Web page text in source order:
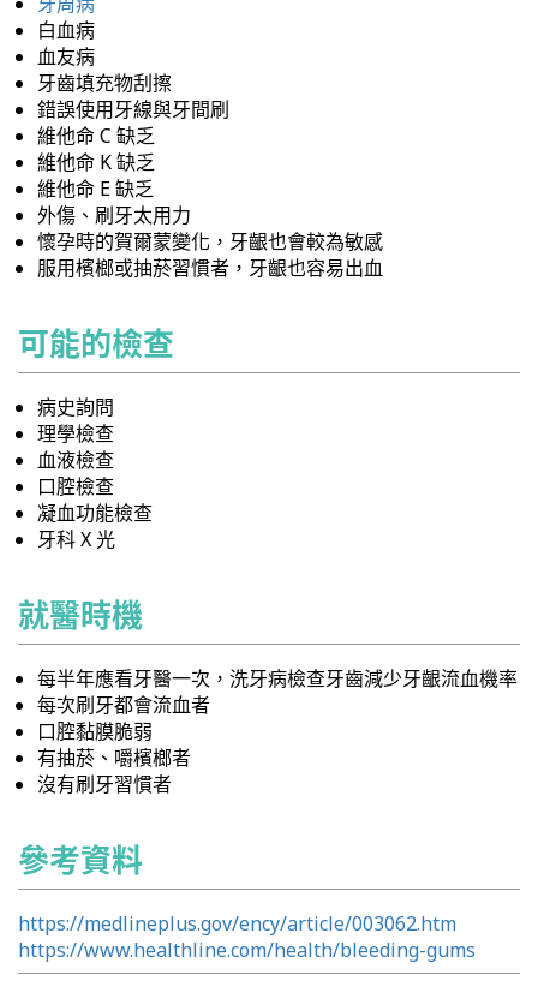
白血病
血友病
牙齒填充物刮擦
錯誤使用牙線與牙間刷
維他命 C 缺乏
維他命 K 缺乏
維他命 E 缺乏
外傷、刷牙太用力
懷孕時的賀爾蒙變化，牙齦也會較為敏感
服用檳榔或抽菸習慣者，牙齦也容易出血
可能的檢查
病史詢問
理學檢查
血液檢查
口腔檢查
凝血功能檢查
牙科 X 光
就醫時機
每半年應看牙醫一次，洗牙病檢查牙齒減少牙齦流血機率
每次刷牙都會流血者
口腔黏膜脆弱
有抽菸、嚼檳榔者
沒有刷牙習慣者
參考資料
https://medlineplus.gov/ency/article/003062.htm
https://www.healthline.com/health/bleeding-gums